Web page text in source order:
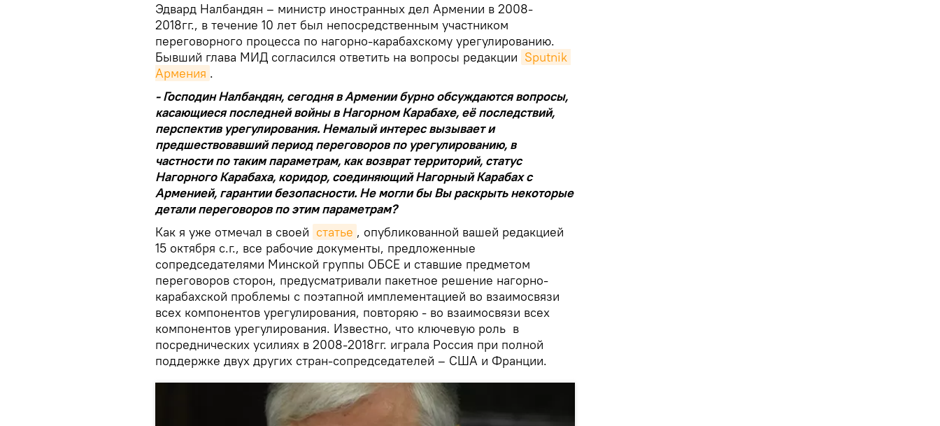
Эдвард Налбандян – министр иностранных дел Армении в 2008-
2018гг., в течение 10 лет был непосредственным участником
переговорного процесса по нагорно-карабахскому урегулированию.
Бывший глава МИД согласился ответить на вопросы редакции Sputnik
Армения .
- Господин Налбандян, сегодня в Армении бурно обсуждаются вопросы,
касающиеся последней войны в Нагорном Карабахе, её последствий,
перспектив урегулирования. Немалый интерес вызывает и
предшествовавший период переговоров по урегулированию, в
частности по таким параметрам, как возврат территорий, статус
Нагорного Карабаха, коридор, соединяющий Нагорный Карабах с
Арменией, гарантии безопасности. Не могли бы Вы раскрыть некоторые
детали переговоров по этим параметрам?
Как я уже отмечал в своей статье , опубликованной вашей редакцией
15 октября с.г., все рабочие документы, предложенные
сопредседателями Минской группы ОБСЕ и ставшие предметом
переговоров сторон, предусматривали пакетное решение нагорно-
карабахской проблемы с поэтапной имплементацией во взаимосвязи
всех компонентов урегулирования, повторяю - во взаимосвязи всех
компонентов урегулирования. Известно, что ключевую роль в
посреднических усилиях в 2008-2018гг. играла Россия при полной
поддержке двух других стран-сопредседателей – США и Франции.